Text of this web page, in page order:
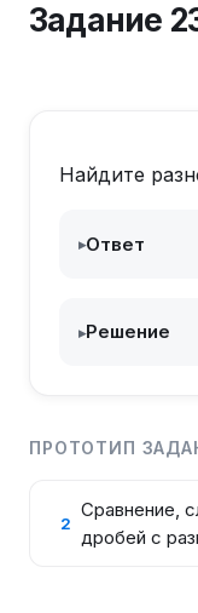
Задание
Найдите
▸Ответ
▸Решение
ПРОТОТИП
2
Сравнение,
дробей с